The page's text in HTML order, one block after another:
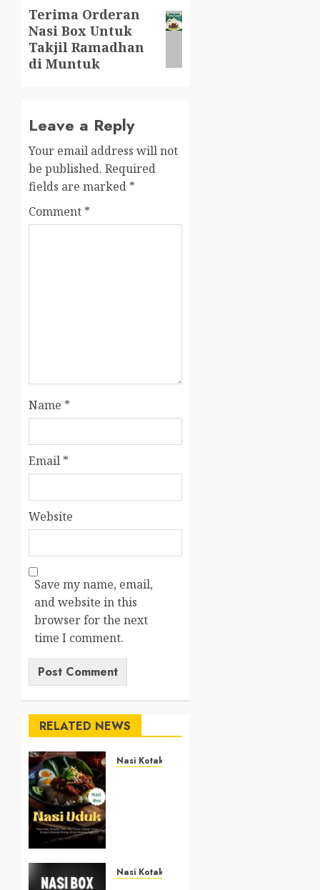
Next
post:
Terima Orderan
Nasi Box Untuk
Takjil Ramadhan
di Muntuk
Leave a Reply
Your email address will not
be published. Required
fields are marked *
Comment *
Name *
Email *
Website
Save my name, email,
and website in this
browser for the next
time I comment.
RELATED NEWS
Nasi Kotak
DECEMBER
10, 2025
Nasi Kotak